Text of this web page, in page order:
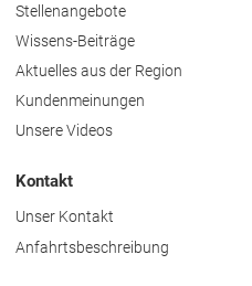
Stellenangebote
Wissens-Beiträge
Aktuelles aus der Region
Kundenmeinungen
Unsere Videos
Kontakt
Unser Kontakt
Anfahrtsbeschreibung